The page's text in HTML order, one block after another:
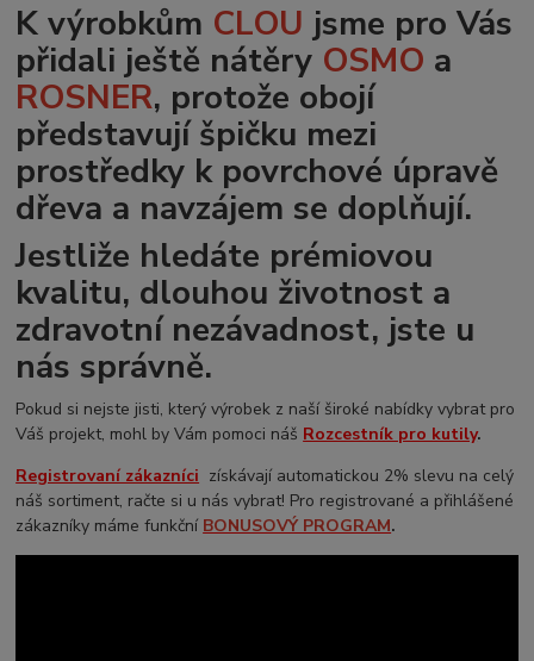
K výrobkům CLOU jsme pro Vás
přidali ještě nátěry OSMO a
ROSNER, protože obojí
představují špičku mezi
prostředky k povrchové úpravě
dřeva a navzájem se doplňují.
Jestliže hledáte prémiovou
kvalitu, dlouhou životnost a
zdravotní nezávadnost, jste u
nás správně.
Pokud si nejste jisti, který výrobek z naší široké nabídky vybrat pro
Váš projekt, mohl by Vám pomoci náš Rozcestník pro kutily.
Registrovaní zákazníci získávají automatickou 2% slevu na celý
náš sortiment, račte si u nás vybrat! Pro registrované a přihlášené
zákazníky máme funkční BONUSOVÝ PROGRAM.